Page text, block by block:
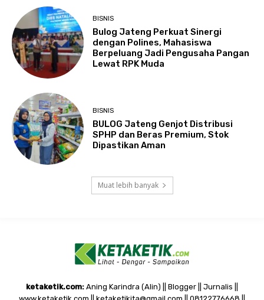
BISNIS
Bulog Jateng Perkuat Sinergi
dengan Polines, Mahasiswa
Berpeluang Jadi Pengusaha Pangan
Lewat RPK Muda
BISNIS
BULOG Jateng Genjot Distribusi
SPHP dan Beras Premium, Stok
Dipastikan Aman
Muat lebih banyak
ketaketik.com: Aning Karindra (Alin) || Blogger || Jurnalis ||